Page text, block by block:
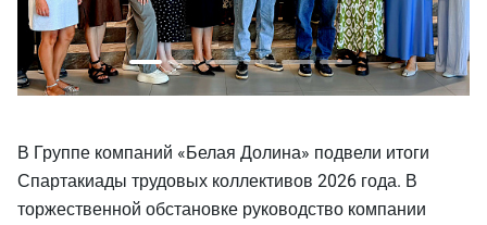
В Группе компаний «Белая Долина» подвели итоги
Спартакиады трудовых коллективов 2026 года. В
торжественной обстановке руководство компании